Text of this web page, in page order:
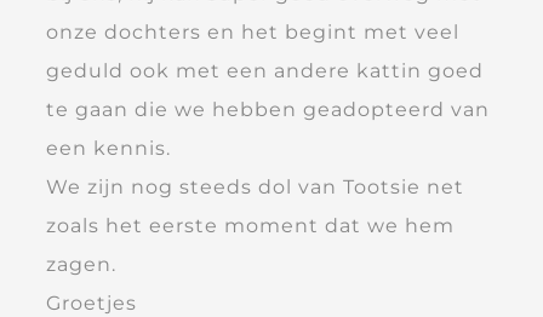
onze dochters en het begint met veel
geduld ook met een andere kattin goed
te gaan die we hebben geadopteerd van
een kennis.
We zijn nog steeds dol van Tootsie net
zoals het eerste moment dat we hem
zagen.
Groetjes